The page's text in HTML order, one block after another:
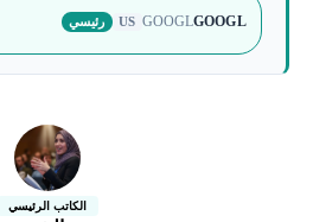
GOOGL
GOOGL
US رئيسي
الكاتب الرئيسي